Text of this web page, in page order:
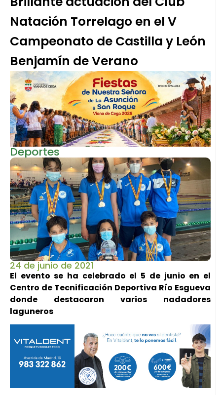
Natación Torrelago en el V
Campeonato de Castilla y León
Benjamín de Verano
Deportes
24 de junio de 2021
El evento se ha celebrado el 5 de junio en el
Centro de Tecnificación Deportiva Río Esgueva
donde destacaron varios nadadores
laguneros